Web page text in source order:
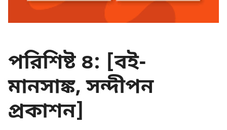
পরিশিষ্ট ৪: [বই-
মানসাঙ্ক, সন্দীপন
প্রকাশন]